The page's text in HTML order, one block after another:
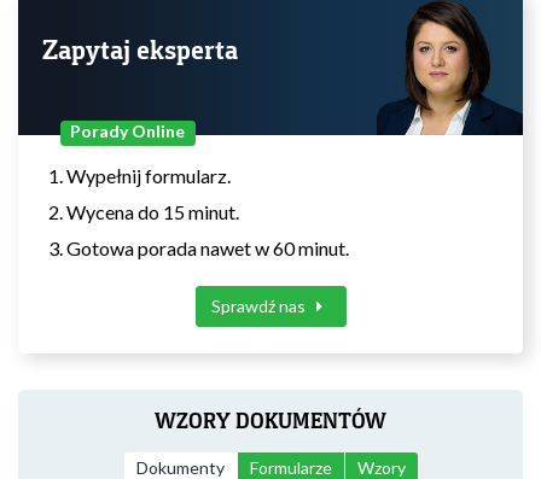
Zapytaj eksperta
Porady Online
Wypełnij formularz.
Wycena do 15 minut.
Gotowa porada nawet w 60 minut.
Sprawdź nas
WZORY DOKUMENTÓW
Dokumenty Formularze Wzory